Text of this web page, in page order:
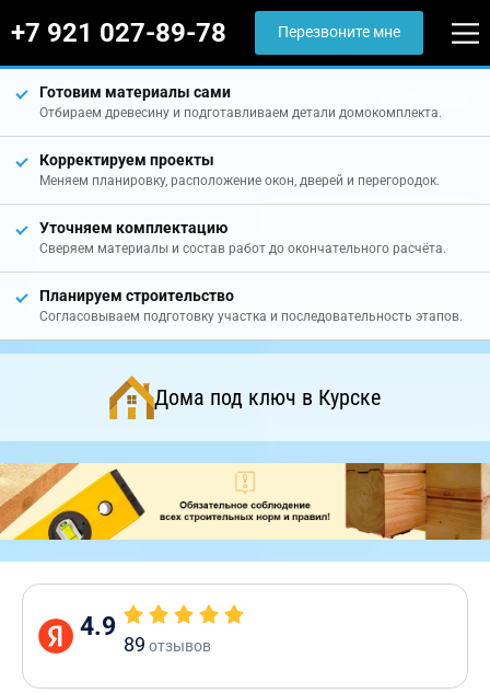
+7 921 027-89-78 Перезвоните мне
Готовим материалы сами
Отбираем древесину и подготавливаем детали домокомплекта.
Корректируем проекты
Меняем планировку, расположение окон, дверей и перегородок.
Уточняем комплектацию
Сверяем материалы и состав работ до окончательного расчёта.
Планируем строительство
Согласовываем подготовку участка и последовательность этапов.
Дома под ключ в Курске
4.9
89 отзывов